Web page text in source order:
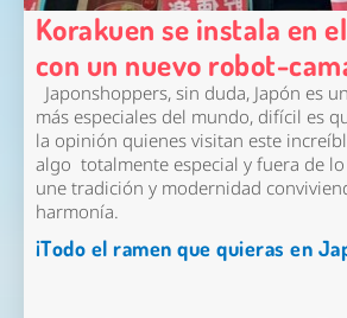
Korakuen se instala en
con un nuevo robot-
Japonshoppers, sin duda, Japón es
más especiales del mundo, difícil es
la opinión quienes visitan este
algo totalmente especial y fuera de
une tradición y modernidad
harmonía.
¡Todo el ramen que quieras en